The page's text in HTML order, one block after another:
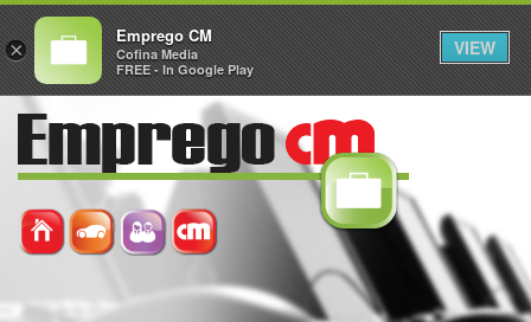
×
Emprego CM
Cofina Media
FREE - In Google Play
VIEW